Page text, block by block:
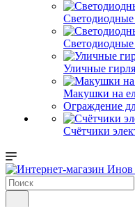
Уличные
Макушки на
Ограждение
Счётчики